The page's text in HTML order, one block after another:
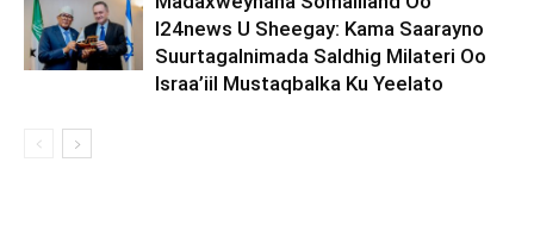
I24news U Sheegay: Kama Saarayno
Suurtagalnimada Saldhig Milateri Oo
Israa’iil Mustaqbalka Ku Yeelato